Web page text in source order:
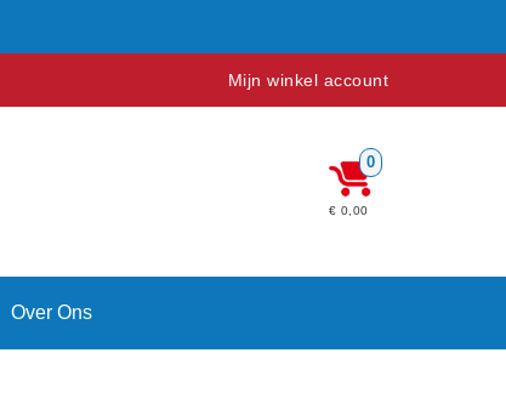
Mijn winkel account
0
€ 0,00
Over Ons